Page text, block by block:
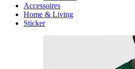
Accessoires
Home & Living
Sticker